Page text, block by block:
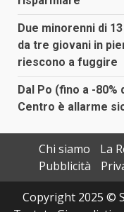
Due minorenni di
da tre giovani in
riescono a fuggire
Dal Po (fino a -80%
Centro è allarme
Chi siamo
La
Pubblicità
Copyright 2025 ©